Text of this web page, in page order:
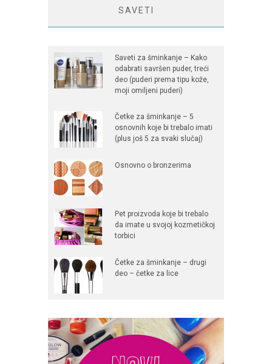
SAVETI
Saveti za šminkanje – Kako
odabrati savršen puder, treći
deo (puderi prema tipu kože,
moji omiljeni puderi)
Četke za šminkanje – 5
osnovnih koje bi trebalo imati
(plus još 5 za svaki slučaj)
Osnovno o bronzerima
Pet proizvoda koje bi trebalo
da imate u svojoj kozmetičkoj
torbici
Četke za šminkanje – drugi
deo – četke za lice